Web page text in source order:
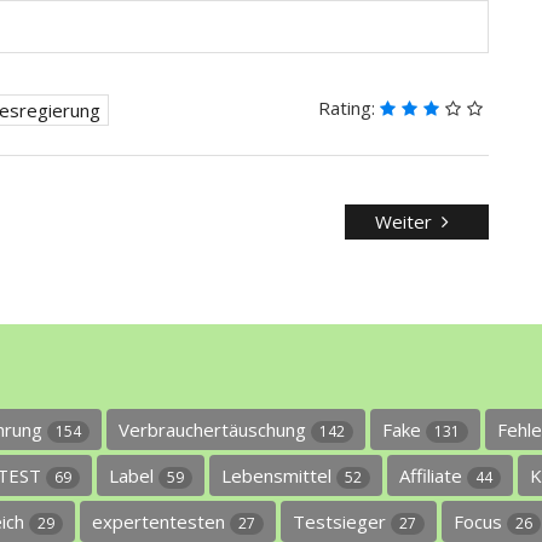
Rating:
Weiter
154 Verbrauchertäuschung 142 Fake 131
69 Label 59 Lebensmittel 52 Affiliate 44
29 expertentesten 27 Testsieger 27 Focus 26